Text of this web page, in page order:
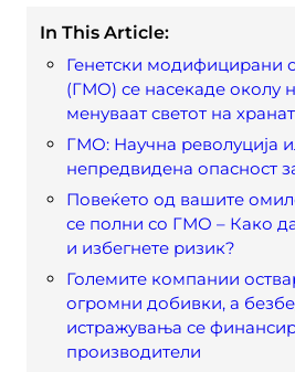
In This Article:
Генетски модифицирани
(ГМО) се насекаде околу
менуваат светот на
ГМО: Научна револуција
непредвидена опасност
Повеќето од вашите
се полни со ГМО – Како
и избегнете ризик?
Големите компании
огромни добивки, а
истражувања се
производители